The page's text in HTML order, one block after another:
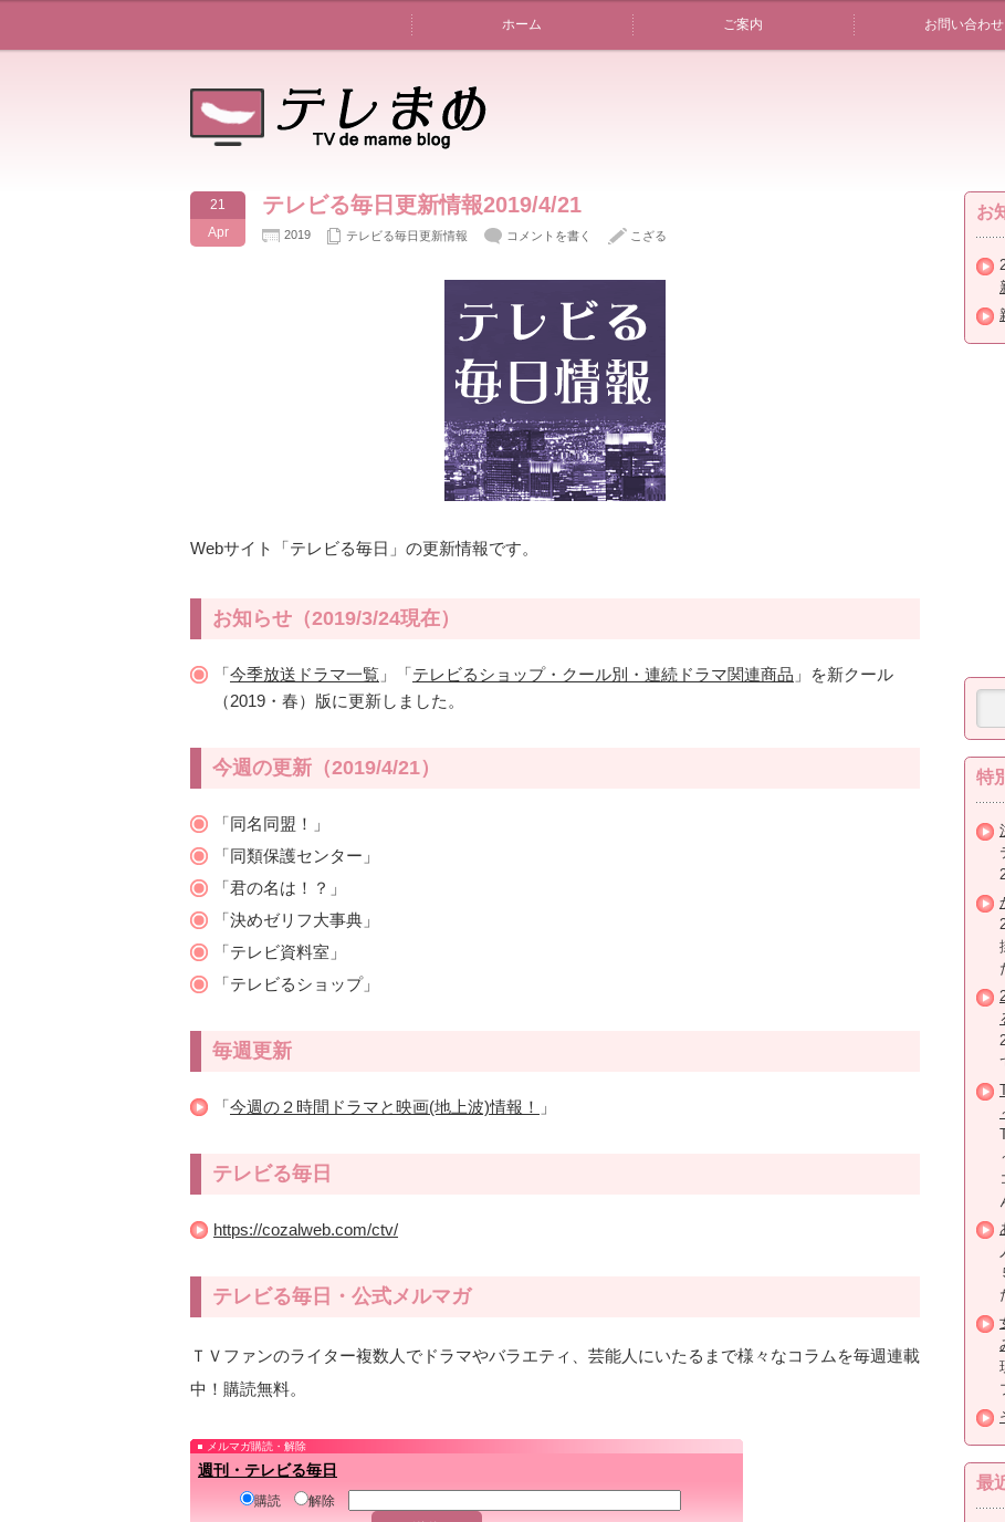
ホーム ご案内 お問い合わせ
21
Apr
テレビる毎日更新情報2019/4/21
2019 テレビる毎日更新情報 コメントを書く こざる
Webサイト「テレビる毎日」の更新情報です。
お知らせ（2019/3/24現在）
「今季放送ドラマ一覧 」「テレビるショップ・クール別・連続ドラマ関連商品 」を新クール
（2019・春）版に更新しました。
今週の更新（2019/4/21）
「同名同盟！」
「同類保護センター」
「君の名は！？」
「決めゼリフ大事典」
「テレビ資料室」
「テレビるショップ」
毎週更新
「今週の２時間ドラマと映画(地上波)情報！ 」
テレビる毎日
https://cozalweb.com/ctv/
テレビる毎日・公式メルマガ
ＴＶファンのライター複数人でドラマやバラエティ、芸能人にいたるまで様々なコラムを毎週連載
中！購読無料。
メルマガ購読・解除
週刊・テレビる毎日
購読 解除
お
特
最